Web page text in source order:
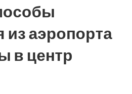
из аэропорта
в центр